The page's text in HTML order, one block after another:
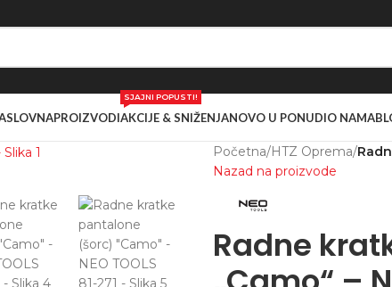
PROIZVODIAKCIJE & SNIŽENJA
SJAJNI POPUSTI!
NOVO U PONUDIO NAMA
Početna/HTZ Oprema/
Nazad na proizvode
Radne